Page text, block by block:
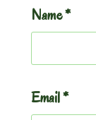
Name*
Email*